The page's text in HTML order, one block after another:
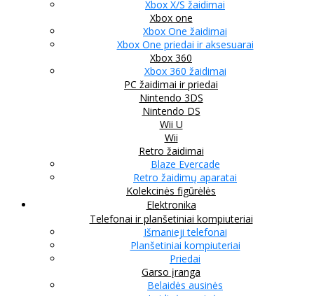
Xbox X/S žaidimai
Xbox one
Xbox One žaidimai
Xbox One priedai ir aksesuarai
Xbox 360
Xbox 360 žaidimai
PC žaidimai ir priedai
Nintendo 3DS
Nintendo DS
Wii U
Wii
Retro žaidimai
Blaze Evercade
Retro žaidimų aparatai
Kolekcinės figūrėlės
Elektronika
Telefonai ir planšetiniai kompiuteriai
Išmanieji telefonai
Planšetiniai kompiuteriai
Priedai
Garso įranga
Belaidės ausinės